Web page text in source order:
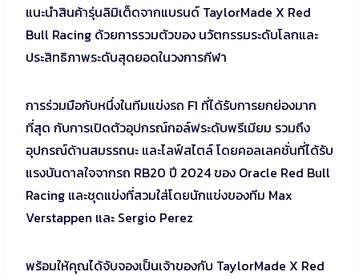
แนะนำสินค้ารุ่นลิมิเต็ดจากแบรนด์ TaylorMade X Red
Bull Racing ด้วยการรวมตัวของ นวัตกรรมระดับโลกและ
ประสิทธิภาพระดับสุดยอดในวงการกีฬา
การร่วมมือกับหนึ่งในทีมแข่งรถ F1 ที่ได้รับการยกย่องมาก
ที่สุด กับการเปิดตัวอุปกรณ์กอล์ฟระดับพรีเมียม รวมถึง
อุปกรณ์ด้านสมรรถนะ และไลฟ์สไตล์ โดยคอลเลคชั่นที่ได้รับ
แรงบันดาลใจจากรถ RB20 ปี 2024 ของ Oracle Red Bull
Racing และชุดแข่งที่สวมใส่โดยนักแข่งของทีม Max
Verstappen และ Sergio Perez
พร้อมให้คุณได้จับจองเป็นเจ้าของกับ TaylorMade X Red